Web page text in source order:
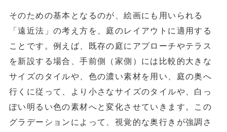
そのための基本となるのが、絵画にも用いられる
「遠近法」の考え方を、庭のレイアウトに適用する
ことです。例えば、既存の庭にアプローチやテラス
を新設する場合、手前側（家側）には比較的大きな
サイズのタイルや、色の濃い素材を用い、庭の奥へ
行くに従って、より小さなサイズのタイルや、白っ
ぽい明るい色の素材へと変化させていきます。この
グラデーションによって、視覚的な奥行きが強調さ